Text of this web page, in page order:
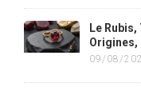
Le
Origines,
09/08/